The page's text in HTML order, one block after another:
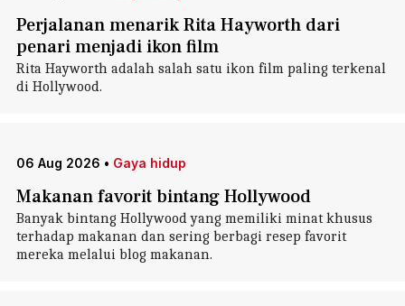
Perjalanan menarik Rita Hayworth dari
penari menjadi ikon film
Rita Hayworth adalah salah satu ikon film paling terkenal
di Hollywood.
06 Aug 2026 • Gaya hidup
Makanan favorit bintang Hollywood
Banyak bintang Hollywood yang memiliki minat khusus
terhadap makanan dan sering berbagi resep favorit
mereka melalui blog makanan.